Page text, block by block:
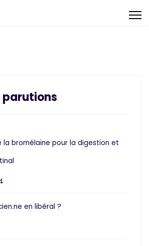
parutions
la bromélaïne pour la digestion et
en libéral ?